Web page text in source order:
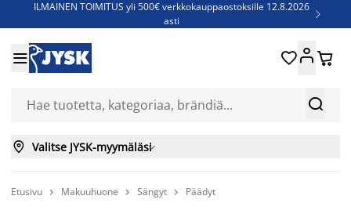
ILMAINEN TOIMITUS yli 500€ verkkokauppaostoksille 12.8.2026
asti

Jenkkisänkyjä - Säästä jopa 60%


 
 Valitse JYSK-myymäläsi
Etusivu  Makuuhuone  Sängyt  Päädyt